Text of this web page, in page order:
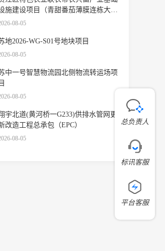
施建设项目（青甜番茄薄膜连栋大
） 08-05
地2026-WG-S01号地块项目
08-05
中一号智慧物流园北侧物流转运场项
目
08-05
宇北道(黄河桥一G233)供排水管网更
改造工程总承包（EPC）
08-05
总负责人
标讯客服
平台客服